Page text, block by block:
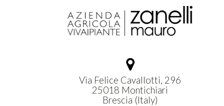
Via Felice Cavallotti, 296
25018 Montichiari
Brescia (Italy)